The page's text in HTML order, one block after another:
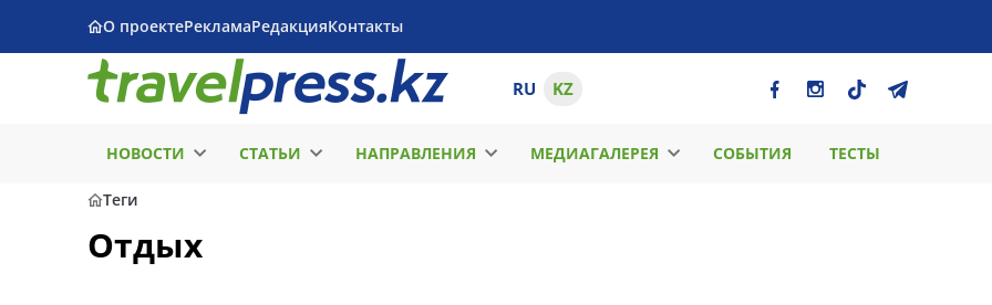
О проектеРекламаРедакцияКонтакты
RU KZ
НОВОСТИ СТАТЬИ НАПРАВЛЕНИЯ МЕДИАГАЛЕРЕЯ СОБЫТИЯ ТЕСТЫ
Теги
Отдых